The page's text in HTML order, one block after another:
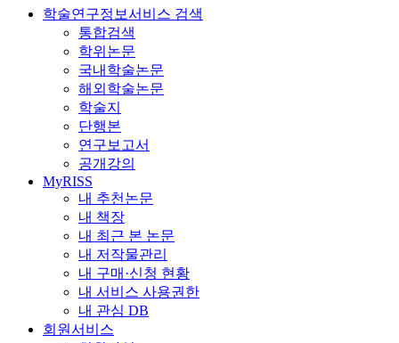
학술연구정보서비스 검색
통합검색
학위논문
국내학술논문
해외학술논문
학술지
단행본
연구보고서
공개강의
MyRISS
내 추천논문
내 책장
내 최근 본 논문
내 저작물관리
내 구매·신청 현황
내 서비스 사용권한
내 관심 DB
회원서비스